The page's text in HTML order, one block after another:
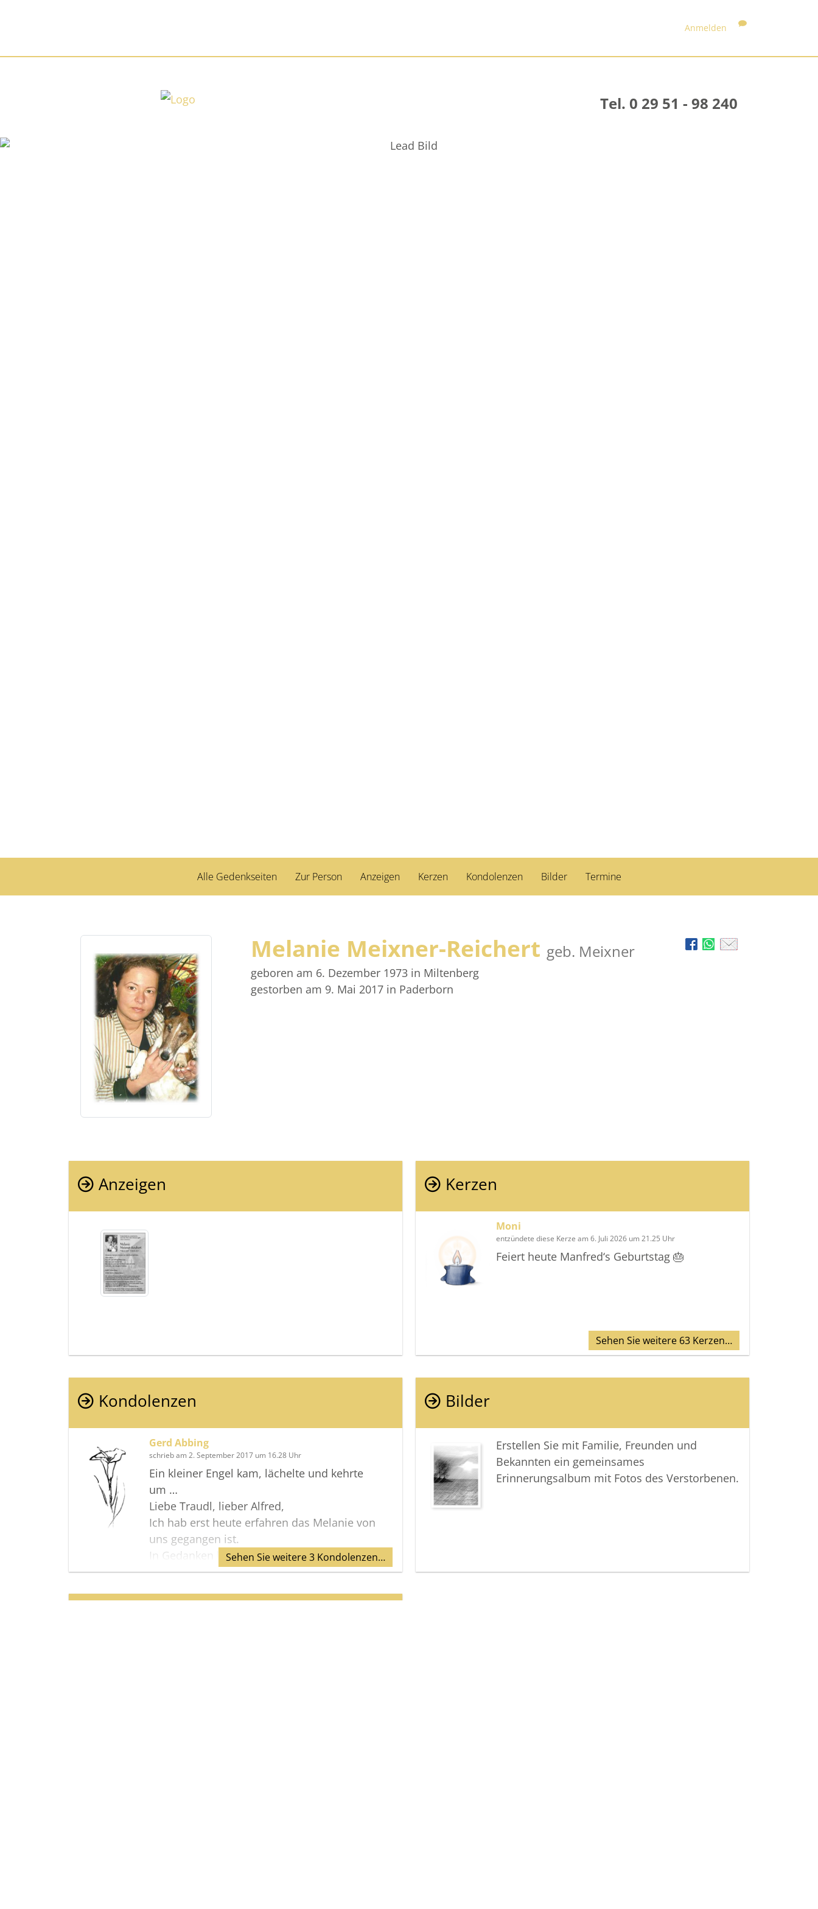
Anmelden
Tel. 0 29 51 - 98 240
Alle Gedenkseiten Zur Person Anzeigen Kerzen Kondolenzen Bilder Termine
Melanie Meixner-Reichert geb. Meixner
geboren am 6. Dezember 1973 in Miltenberg
gestorben am 9. Mai 2017 in Paderborn
Anzeigen Kerzen
Moni
entzündete diese Kerze am 6. Juli 2026 um 21.25 Uhr
Feiert heute Manfred‘s Geburtstag 🎂
Sehen Sie weitere 63 Kerzen…
Kondolenzen
Gerd Abbing
schrieb am 2. September 2017 um 16.28 Uhr
Ein kleiner Engel kam, lächelte und kehrte
um …
Liebe Traudl, lieber Alfred,
Ich hab erst heute erfahren das Melanie von
uns gegangen ist.
In Gedanken bin ich bei Euch.
Ich wünsche euch viel Kraft in dieser schweren
Euer Gerd Abbing
Sehen Sie weitere 3 Kondolenzen…
Bilder
Erstellen Sie mit Familie, Freunden und
Bekannten ein gemeinsames
Erinnerungsalbum mit Fotos des Verstorbenen.